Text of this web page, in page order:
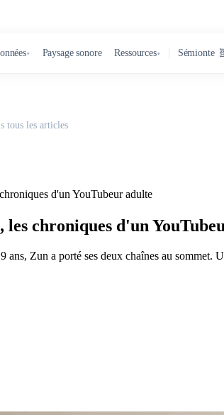
▾ Paysage sonore Ressources▾ Sémionte
tous les articles
d'un YouTubeur adulte
les chroniques d'un
Zun a porté ses deux chaînes au sommet.